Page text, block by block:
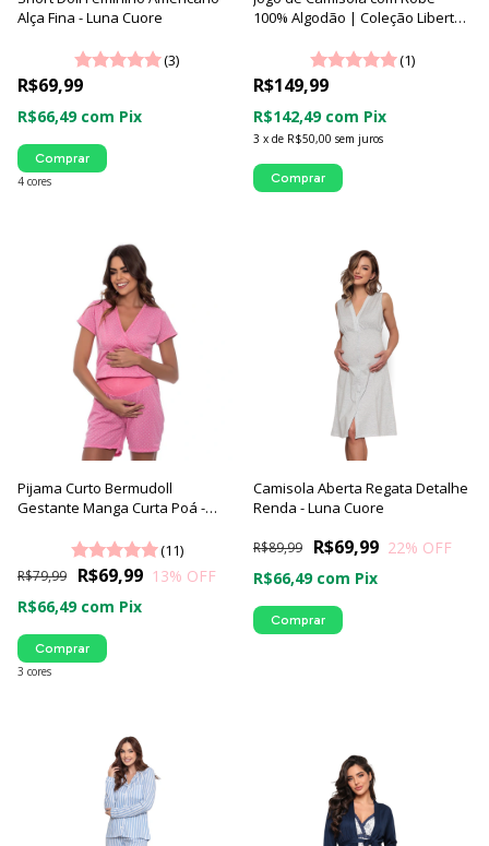
Alça Fina - Luna Cuore
(3)
R$69,99
R$66,49 com Pix
4 cores
Comprar
100% Algodão | Coleção Liberty -
(1)
R$149,99
3 x de R$50,00 sem juros
R$142,49 com Pix
Comprar
Pijama Curto Bermudoll
Gestante Manga Curta Poá -
(11)
R$69,99
R$79,99 13% OFF
R$66,49 com Pix
3 cores
Comprar
Camisola Aberta Regata Detalhe
Renda - Luna Cuore
R$69,99
R$89,99 22% OFF
R$66,49 com Pix
Comprar